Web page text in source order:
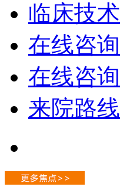
临床技术
在线咨询
在线咨询
来院路线